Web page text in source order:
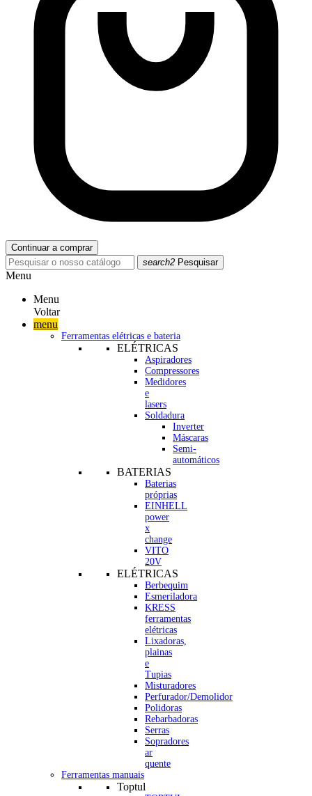
Continuar a comprar
search2 Pesquisar
Menu
Menu
Voltar
menu
Ferramentas elétricas e bateria
ELÉTRICAS
Aspiradores
Compressores
Medidores
e
lasers
Soldadura
Inverter
Máscaras
Semi-
automáticos
BATERIAS
Baterias
próprias
EINHELL
power
x
change
VITO
20V
ELÉTRICAS
Berbequim
Esmeriladora
KRESS
ferramentas
elétricas
Lixadoras,
plainas
e
Tupias
Misturadores
Perfurador/Demolidor
Polidoras
Rebarbadoras
Serras
Sopradores
ar
quente
Ferramentas manuais
Toptul